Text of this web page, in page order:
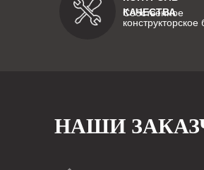
КАЧЕСТВА
Собственное
НАШИ